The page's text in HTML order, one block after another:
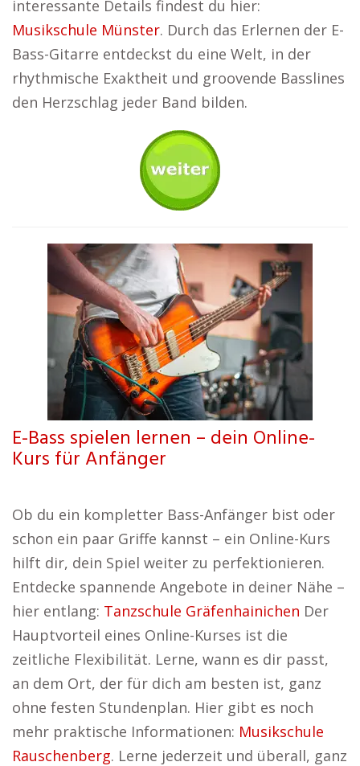
interessante Details findest du hier:
Musikschule Münster. Durch das Erlernen der E-
Bass-Gitarre entdeckst du eine Welt, in der
rhythmische Exaktheit und groovende Basslines
den Herzschlag jeder Band bilden.
E-Bass spielen lernen – dein Online-
Kurs für Anfänger
Ob du ein kompletter Bass-Anfänger bist oder
schon ein paar Griffe kannst – ein Online-Kurs
hilft dir, dein Spiel weiter zu perfektionieren.
Entdecke spannende Angebote in deiner Nähe –
hier entlang: Tanzschule Gräfenhainichen Der
Hauptvorteil eines Online-Kurses ist die
zeitliche Flexibilität. Lerne, wann es dir passt,
an dem Ort, der für dich am besten ist, ganz
ohne festen Stundenplan. Hier gibt es noch
mehr praktische Informationen: Musikschule
Rauschenberg. Lerne jederzeit und überall, ganz